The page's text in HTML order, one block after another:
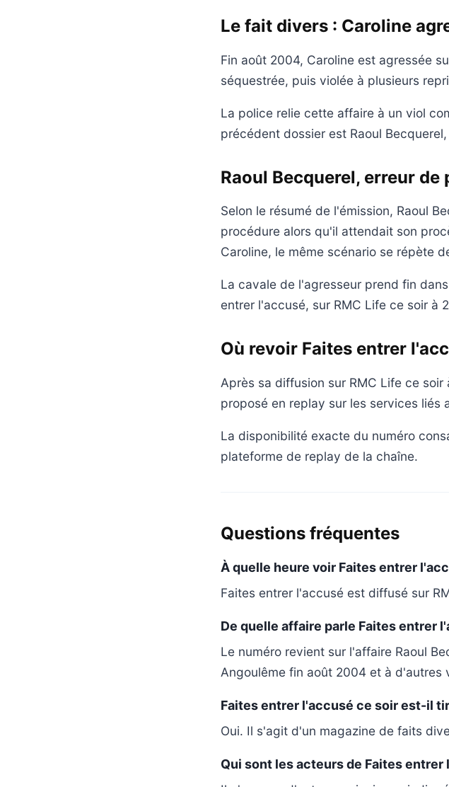
Le fait divers : Caroline
Fin août 2004, Caroline est agressée
séquestrée, puis violée à plusieurs
La police relie cette affaire à un viol
précédent dossier est Raoul
Raoul Becquerel, erreur
Selon le résumé de l'émission, Raoul
procédure alors qu'il attendait son
Caroline, le même scénario se répète
La cavale de l'agresseur prend fin
entrer l'accusé, sur RMC Life ce soir
Où revoir Faites entrer
Après sa diffusion sur RMC Life ce
proposé en replay sur les services liés
La disponibilité exacte du numéro
plateforme de replay de la chaîne.
Questions fréquentes
À quelle heure voir Faites entrer
Faites entrer l'accusé est diffusé sur
De quelle affaire parle Faites entrer
Le numéro revient sur l'affaire Raoul
Angoulême fin août 2004 et à d'autres
Faites entrer l'accusé ce soir est-il
Oui. Il s'agit d'un magazine de faits
Qui sont les acteurs de Faites entrer